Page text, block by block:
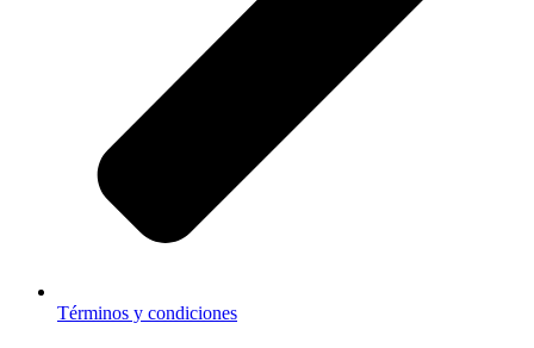
Términos y condiciones